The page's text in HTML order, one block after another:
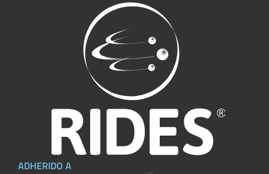
ADHERIDO A